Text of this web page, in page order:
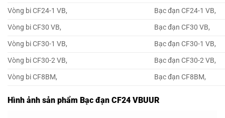
Vòng bi CF24-1 VB,
Bạc đạn CF24-1 VB,
Vòng bi CF30 VB,
Bạc đạn CF30 VB,
Vòng bi CF30-1 VB,
Bạc đạn CF30-1 VB,
Vòng bi CF30-2 VB,
Bạc đạn CF30-2 VB,
Vòng bi CF8BM,
Bạc đạn CF8BM,
Hình ảnh sản phẩm Bạc đạn CF24 VBUUR